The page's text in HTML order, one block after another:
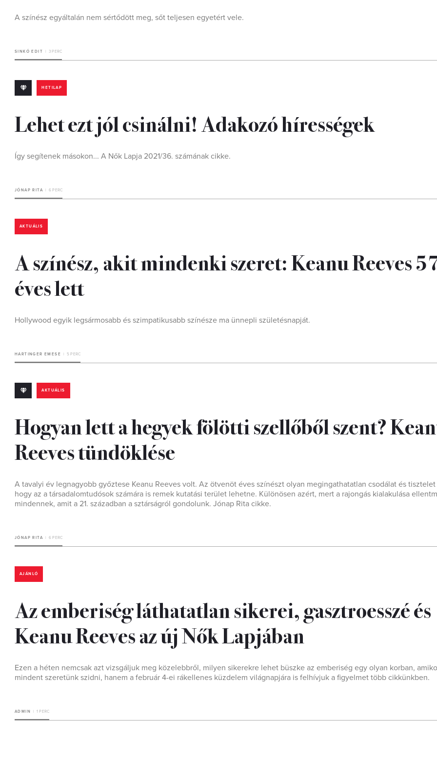
A színész egyáltalán nem sértődött meg, sőt teljesen egyetért vele.
SINKÓ EDIT 3 PERC
HETILAP
Lehet ezt jól csinálni! Adakozó hírességek
Így segítenek másokon... A Nők Lapja 2021/36. számának cikke.
JÓNAP RITA 6 PERC
AKTUÁLIS
A színész, akit mindenki szeret: Keanu Reeves
éves lett
Hollywood egyik legsármosabb és szimpatikusabb színésze ma ünnepli születésnapját.
HARTINGER EMESE 5 PERC
AKTUÁLIS
Hogyan lett a hegyek fölötti szellőből szent?
Reeves tündöklése
A tavalyi év legnagyobb győztese Keanu Reeves volt. Az ötvenöt éves színészt olyan megingathatatlan csodálat és
hogy az a társadalomtudósok számára is remek kutatási terület lehetne. Különösen azért, mert a rajongás kialakulása
mindennek, amit a 21. században a sztárságról gondolunk. Jónap Rita cikke.
JÓNAP RITA 6 PERC
AJÁNLÓ
Az emberiség láthatatlan sikerei, gasztroesszé és
Keanu Reeves az új Nők Lapjában
Ezen a héten nemcsak azt vizsgáljuk meg közelebbről, milyen sikerekre lehet büszke az emberiség egy olyan korban,
mindent szeretünk szidni, hanem a február 4-ei rákellenes küzdelem világnapjára is felhívjuk a figyelmet több cikkünkben.
ADMIN 1 PERC